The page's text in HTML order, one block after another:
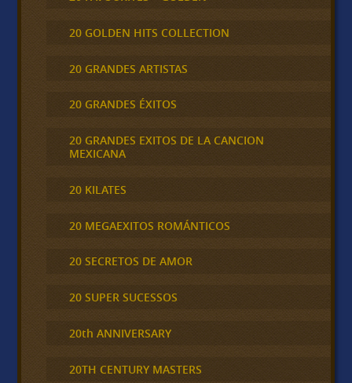
20 GOLDEN HITS COLLECTION
20 GRANDES ARTISTAS
20 GRANDES ÉXITOS
20 GRANDES EXITOS DE LA CANCION
MEXICANA
20 KILATES
20 MEGAEXITOS ROMÁNTICOS
20 SECRETOS DE AMOR
20 SUPER SUCESSOS
20th ANNIVERSARY
20TH CENTURY MASTERS